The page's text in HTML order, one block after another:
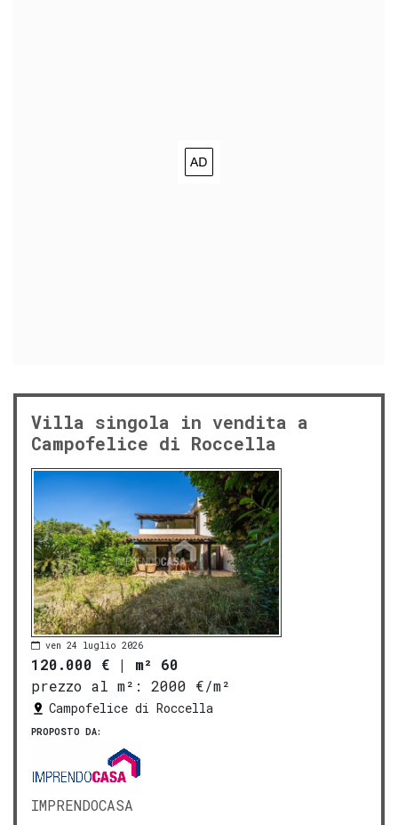
Villa singola in vendita a
Campofelice di Roccella
ven 24 luglio 2026
120.000 € | m² 60
prezzo al m²:
2000 €/m²
Campofelice di Roccella
PROPOSTO DA:
IMPRENDOCASA